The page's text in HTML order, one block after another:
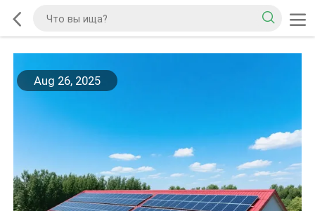
Aug 26, 2025